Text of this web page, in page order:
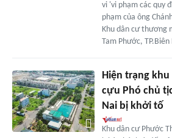
vi 'vi phạm các quy
phạm của ông
Khu dân cư thương
Tam Phước, TP.Biên
Hiện trạng
cựu Phó chủ
Nai bị khởi tố
Khu dân cư Phước